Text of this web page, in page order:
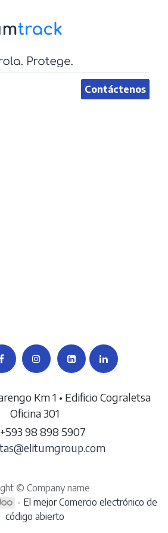
Contáctenos
Km 1 • Edificio Cograletsa
Oficina 301
+593 98 898 5907
© Company name
- El mejorComercio electrónico de
código abierto